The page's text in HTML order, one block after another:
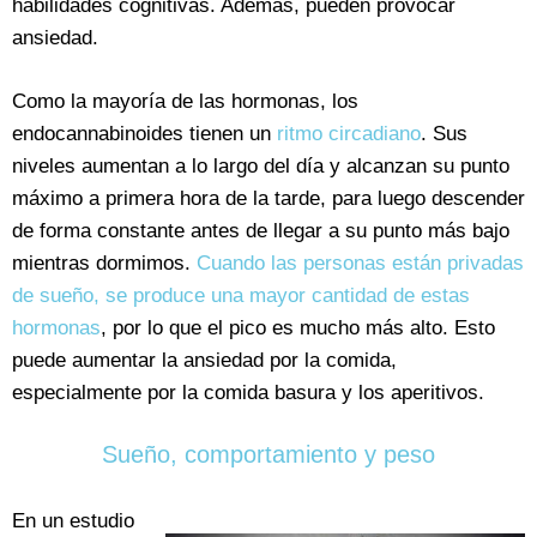
habilidades cognitivas. Además, pueden provocar
ansiedad.
Como la mayoría de las hormonas, los
endocannabinoides tienen un ritmo circadiano. Sus
niveles aumentan a lo largo del día y alcanzan su punto
máximo a primera hora de la tarde, para luego descender
de forma constante antes de llegar a su punto más bajo
mientras dormimos. Cuando las personas están privadas
de sueño, se produce una mayor cantidad de estas
hormonas, por lo que el pico es mucho más alto. Esto
puede aumentar la ansiedad por la comida,
especialmente por la comida basura y los aperitivos.
Sueño, comportamiento y peso
En un estudio